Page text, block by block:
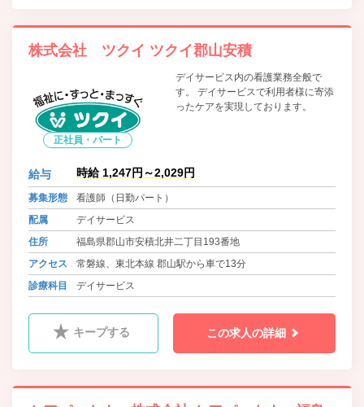
株式会社 ツクイ ツクイ郡山安積
正社員・パート
デイサービス内の看護業務全般で
す。 デイサービスで利用者様に寄添
ったケアを実現しております。
給与 時給 1,247円～2,029円
募集形態
看護師（日勤パート）
配属
デイサービス
住所
福島県郡山市安積北井二丁目193番地
アクセス
常磐線、東北本線 郡山駅から車で13分
診療科目
デイサービス
キープする この求人の詳細